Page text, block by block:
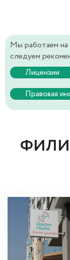
Мы работаем на
следуем
Лицензии
Правовая